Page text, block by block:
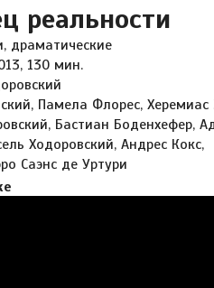
реальности
драматические
130 мин.
Памела Флорес, Херемиас
Бастиан Боденхефер,
Ходоровский, Андрес Кокс,
Саэнс де Уртури